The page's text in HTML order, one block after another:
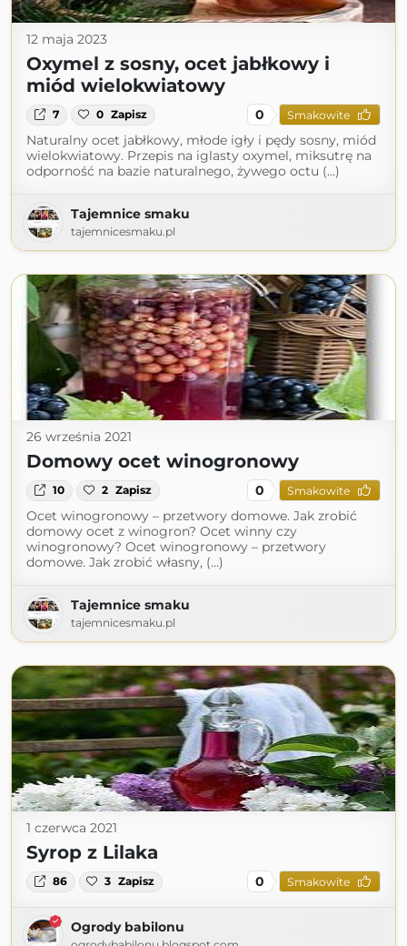
12 maja 2023
Oxymel z sosny, ocet jabłkowy i
miód wielokwiatowy
7 0 Zapisz 0 Smakowite
Naturalny ocet jabłkowy, młode igły i pędy sosny, miód
wielokwiatowy. Przepis na iglasty oxymel, miksutrę na
odporność na bazie naturalnego, żywego octu (...)
Tajemnice smaku
tajemnicesmaku.pl
26 września 2021
Domowy ocet winogronowy
10 2 Zapisz 0 Smakowite
Ocet winogronowy – przetwory domowe. Jak zrobić
domowy ocet z winogron? Ocet winny czy
winogronowy? Ocet winogronowy – przetwory
domowe. Jak zrobić własny, (...)
Tajemnice smaku
tajemnicesmaku.pl
1 czerwca 2021
Syrop z Lilaka
86 3 Zapisz 0 Smakowite
Ogrody babilonu